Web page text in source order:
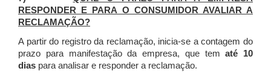
RESPONDER E PARA O CONSUMIDOR AVALIAR A
RECLAMAÇÃO?
A partir do registro da reclamação, inicia-se a contagem do
prazo para manifestação da empresa, que tematé 10
dias para analisar e responder a reclamação.